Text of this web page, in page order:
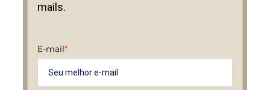
mails.
E-mail*